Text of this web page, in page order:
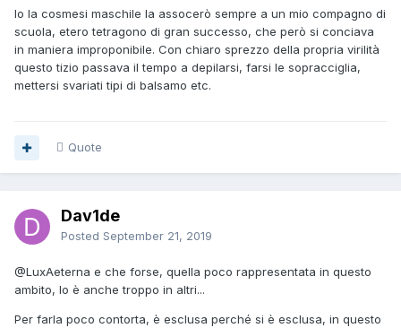
Io la cosmesi maschile la assocerò sempre a un mio compagno di
scuola, etero tetragono di gran successo, che però si conciava
in maniera improponibile. Con chiaro sprezzo della propria virilità
questo tizio passava il tempo a depilarsi, farsi le sopracciglia,
mettersi svariati tipi di balsamo etc.
Quote
Dav1de
Posted September 21, 2019
@LuxAeterna e che forse, quella poco rappresentata in questo
ambito, lo è anche troppo in altri...
Per farla poco contorta, è esclusa perché si è esclusa, in questo